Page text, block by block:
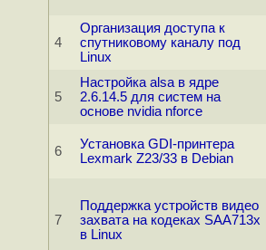
4
Организация доступа к
спутниковому каналу под
Linux
5
Настройка alsa в ядре
2.6.14.5 для систем на
основе nvidia nforce
6
Установка GDI-принтера
Lexmark Z23/33 в Debian
7
Поддержка устройств видео
захвата на кодеках SAA713x
в Linux